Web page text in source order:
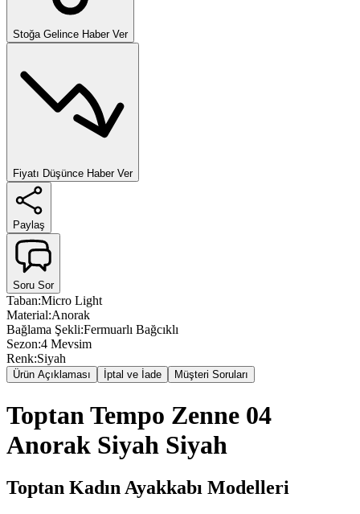
Stoğa Gelince Haber Ver
Fiyatı Düşünce Haber Ver
Paylaş
Soru Sor
Taban:Micro Light
Material:Anorak
Bağlama Şekli:Fermuarlı Bağcıklı
Sezon:4 Mevsim
Renk:Siyah
Ürün Açıklaması İptal ve İade Müşteri Soruları
Toptan Tempo Zenne 04
Anorak Siyah Siyah
Toptan Kadın Ayakkabı Modelleri